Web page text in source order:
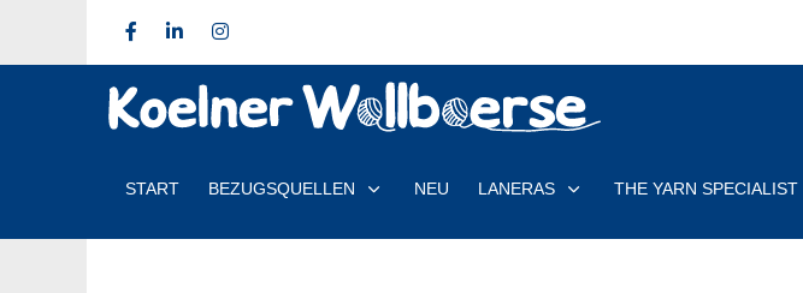
START BEZUGSQUELLEN NEU LANERAS THE YARN SPECIALIST